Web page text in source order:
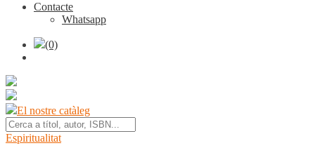
Contacte
Whatsapp
(0)
El nostre catàleg
Espiritualitat